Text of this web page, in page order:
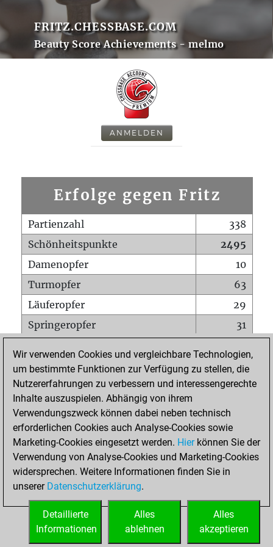
FRITZ.CHESSBASE.COM
Beauty Score Achievements - melmo
ANMELDEN
Erfolge gegen Fritz
Partienzahl
338
Schönheitspunkte
2495
Damenopfer
10
Turmopfer
63
Läuferopfer
29
Springeropfer
31
Matt auf vollem Brett
0
Bauer setzt Matt
0
Erstickte Matts
Unterverwandlungen
Türme auf der siebten
0
STARTSEITE
Wir verwenden Cookies und vergleichbare Technologien,
um bestimmte Funktionen zur Verfügung zu stellen, die
Nutzererfahrungen zu verbessern und interessengerechte
Inhalte auszuspielen. Abhängig von ihrem
Verwendungszweck können dabei neben technisch
erforderlichen Cookies auch Analyse-Cookies sowie
Marketing-Cookies eingesetzt werden. Hierkönnen Sie der
Verwendung von Analyse-Cookies und Marketing-Cookies
widersprechen. Weitere Informationen finden Sie in
unserer Datenschutzerklärung.
Alles
akzeptieren
Alles
ablehnen
Detaillierte
Informationen